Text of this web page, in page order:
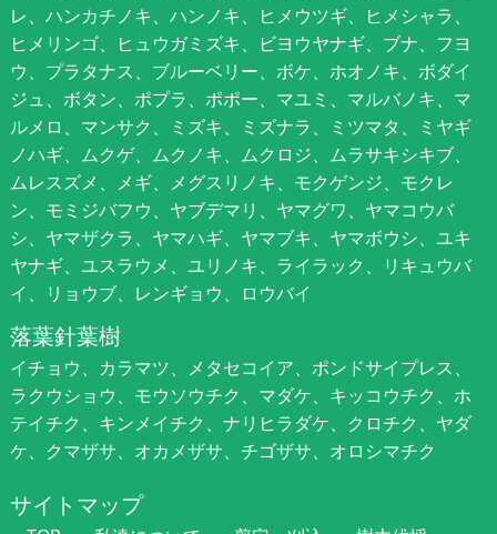
レ、ハンカチノキ、ハンノキ、ヒメウツギ、ヒメシャラ、
ヒメリンゴ、ヒュウガミズキ、ビヨウヤナギ、ブナ、フヨ
ウ、プラタナス、ブルーベリー、ボケ、ホオノキ、ボダイ
ジュ、ボタン、ポプラ、ポポー、マユミ、マルバノキ、マ
ルメロ、マンサク、ミズキ、ミズナラ、ミツマタ、ミヤギ
ノハギ、ムクゲ、ムクノキ、ムクロジ、ムラサキシキブ、
ムレスズメ、メギ、メグスリノキ、モクゲンジ、モクレ
ン、モミジバフウ、ヤブデマリ、ヤマグワ、ヤマコウバ
シ、ヤマザクラ、ヤマハギ、ヤマブキ、ヤマボウシ、ユキ
ヤナギ、ユスラウメ、ユリノキ、ライラック、リキュウバ
イ、リョウブ、レンギョウ、ロウバイ
落葉針葉樹
イチョウ、カラマツ、メタセコイア、ポンドサイプレス、
ラクウショウ、モウソウチク、マダケ、キッコウチク、ホ
テイチク、キンメイチク、ナリヒラダケ、クロチク、ヤダ
ケ、クマザサ、オカメザサ、チゴザサ、オロシマチク
サイトマップ